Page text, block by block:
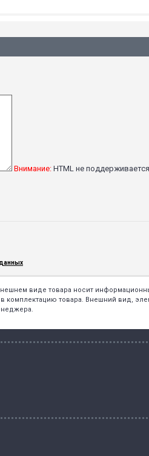
Внимание: HTML не
виде товара носит
товара. Внешний вид,